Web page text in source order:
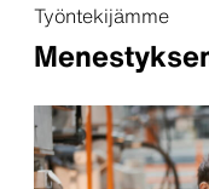
Työntekijämme